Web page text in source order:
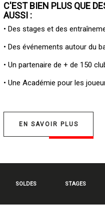
C'EST BIEN PLUS QUE
AUSSI :
• Des stages et des
• Des événements autour du
• Un partenaire de + de 150
• Une Académie pour les
EN SAVOIR PLUS
SOLDES STAGES